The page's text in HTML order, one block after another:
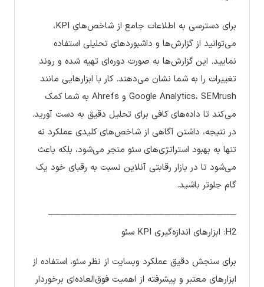
برای دسترسی به اطلاعات جامع از شاخص‌های KPI،
می‌توانید از گزارش‌ها و داشبوردهای تحلیلی استفاده
نمایید. این گزارش‌ها به صورت دوره‌ای تهیه شده و روند
تغییرات را به شما نشان می‌دهند. کار با ابزارهایی مانند
Google Analytics، SEMrush و Ahrefs به شما کمک
می‌کند تا داده‌های کافی برای تحلیل دقیق به دست آورید.
در نتیجه، داشتن آگاهی از شاخص‌های کلیدی عملکرد نه
تنها به بهبود استراتژی‌های سئو منجر می‌شود، بلکه باعث
می‌شود تا در بازار رقابتی آنلاین نسبت به رقبای خود یک
گام جلوتر باشید.
─────────────────────────────
H2: ابزارهای اندازه‌گیری KPI سئو
برای سنجش دقیق عملکرد وبسایت از نظر سئو، استفاده از
ابزارهای معتبر و پیشرفته از اهمیت فوق‌العاده‌ای برخوردار